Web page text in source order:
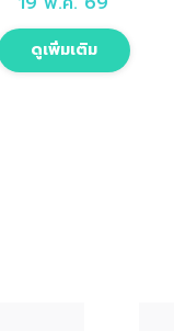
ดูเพิ่มเติม